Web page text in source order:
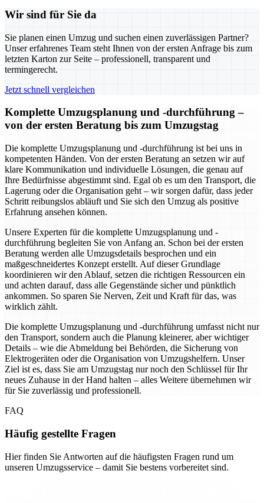
Wir sind für Sie da
Sie planen einen Umzug und suchen einen zuverlässigen Partner?
Unser erfahrenes Team steht Ihnen von der ersten Anfrage bis zum
letzten Karton zur Seite – professionell, transparent und
termingerecht.
Jetzt schnell vergleichen
Komplette Umzugsplanung und -durchführung –
von der ersten Beratung bis zum Umzugstag
Die komplette Umzugsplanung und -durchführung ist bei uns in
kompetenten Händen. Von der ersten Beratung an setzen wir auf
klare Kommunikation und individuelle Lösungen, die genau auf
Ihre Bedürfnisse abgestimmt sind. Egal ob es um den Transport, die
Lagerung oder die Organisation geht – wir sorgen dafür, dass jeder
Schritt reibungslos abläuft und Sie sich den Umzug als positive
Erfahrung ansehen können.
Unsere Experten für die komplette Umzugsplanung und -
durchführung begleiten Sie von Anfang an. Schon bei der ersten
Beratung werden alle Umzugsdetails besprochen und ein
maßgeschneidertes Konzept erstellt. Auf dieser Grundlage
koordinieren wir den Ablauf, setzen die richtigen Ressourcen ein
und achten darauf, dass alle Gegenstände sicher und pünktlich
ankommen. So sparen Sie Nerven, Zeit und Kraft für das, was
wirklich zählt.
Die komplette Umzugsplanung und -durchführung umfasst nicht nur
den Transport, sondern auch die Planung kleinerer, aber wichtiger
Details – wie die Abmeldung bei Behörden, die Sicherung von
Elektrogeräten oder die Organisation von Umzugshelfern. Unser
Ziel ist es, dass Sie am Umzugstag nur noch den Schlüssel für Ihr
neues Zuhause in der Hand halten – alles Weitere übernehmen wir
für Sie zuverlässig und professionell.
FAQ
Häufig gestellte Fragen
Hier finden Sie Antworten auf die häufigsten Fragen rund um
unseren Umzugsservice – damit Sie bestens vorbereitet sind.